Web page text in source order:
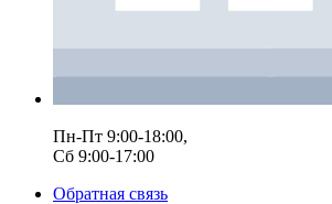
Пн-Пт 9:00-18:00,
Сб 9:00-17:00
Обратная связь